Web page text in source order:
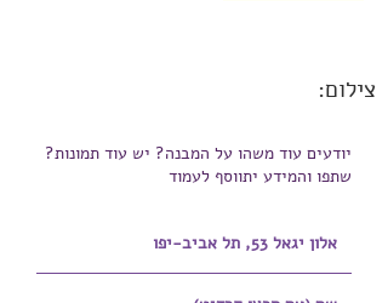
צילום:
יודעים עוד משהו על המבנה? יש עוד תמונות?
שתפו והמידע יתווסף לעמוד